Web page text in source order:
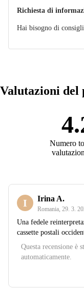
Richiesta di
Hai bisogno di
Valutazioni del
Numero
I Irina A.
Romania 29. 3.
Una fedele
cassette postali
Questa recensione è
automaticamente.